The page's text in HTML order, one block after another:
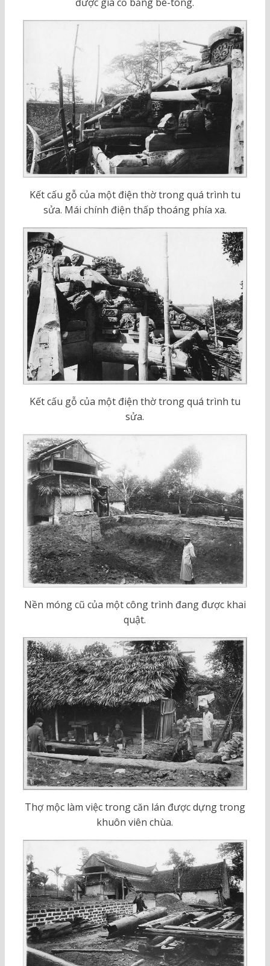
Kết cấu gỗ của một điện thờ trong quá trình tu
sửa. Mái chính điện thấp thoáng phía xa.
Kết cấu gỗ của một điện thờ trong quá trình tu
sửa.
Nền móng cũ của một công trình đang được khai
quật.
Thợ mộc làm việc trong căn lán được dựng trong
khuôn viên chùa.